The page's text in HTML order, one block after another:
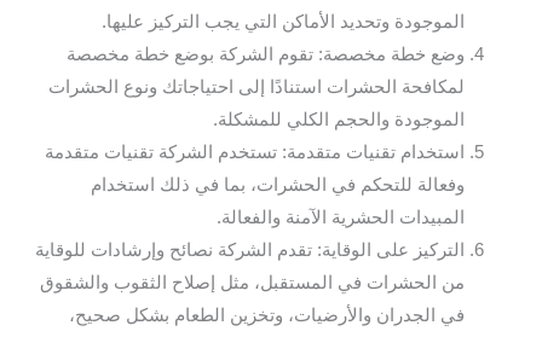
الموجودة وتحديد الأماكن التي يجب التركيز عليها.
وضع خطة مخصصة: تقوم الشركة بوضع خطة مخصصة
لمكافحة الحشرات استنادًا إلى احتياجاتك ونوع الحشرات
الموجودة والحجم الكلي للمشكلة.
استخدام تقنيات متقدمة: تستخدم الشركة تقنيات متقدمة
وفعالة للتحكم في الحشرات، بما في ذلك استخدام
المبيدات الحشرية الآمنة والفعالة.
التركيز على الوقاية: تقدم الشركة نصائح وإرشادات للوقاية
من الحشرات في المستقبل، مثل إصلاح الثقوب والشقوق
في الجدران والأرضيات، وتخزين الطعام بشكل صحيح،